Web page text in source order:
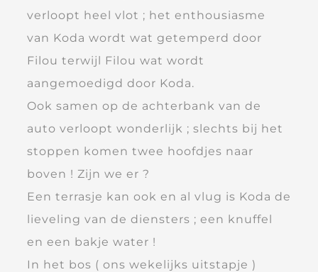
verloopt heel vlot ; het enthousiasme
van Koda wordt wat getemperd door
Filou terwijl Filou wat wordt
aangemoedigd door Koda.
Ook samen op de achterbank van de
auto verloopt wonderlijk ; slechts bij het
stoppen komen twee hoofdjes naar
boven ! Zijn we er ?
Een terrasje kan ook en al vlug is Koda de
lieveling van de diensters ; een knuffel
en een bakje water !
In het bos ( ons wekelijks uitstapje )